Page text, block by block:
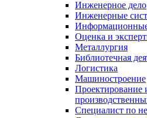
Инженерное дело
Инженерные
Оценка и
Металлургия
Библиотечная
Логистика
Машиностроение
Проектирование
Специалист по